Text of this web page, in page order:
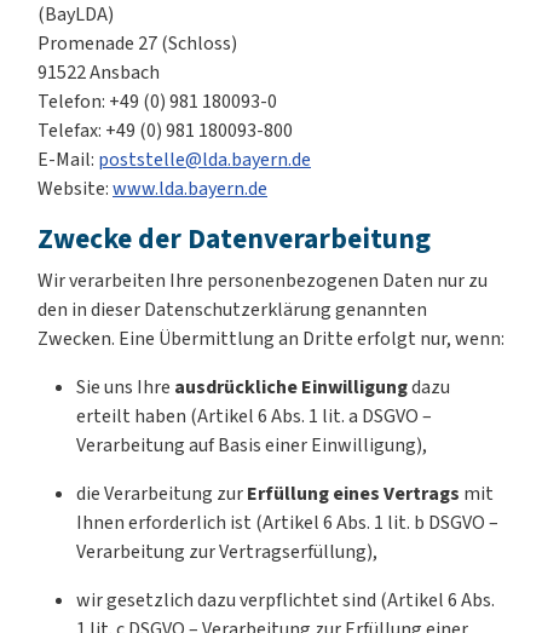
(BayLDA)
Promenade 27 (Schloss)
91522 Ansbach
Telefon: +49 (0) 981 180093-0
Telefax: +49 (0) 981 180093-800
E-Mail: poststelle@lda.bayern.de
Website:www.lda.bayern.de
Zwecke der Datenverarbeitung
Wir verarbeiten Ihre personenbezogenen Daten nur zu
den in dieser Datenschutzerklärung genannten
Zwecken. Eine Übermittlung an Dritte erfolgt nur, wenn:
Sie uns Ihre ausdrückliche Einwilligungdazu
erteilt haben (Artikel 6 Abs. 1 lit. a DSGVO –
Verarbeitung auf Basis einer Einwilligung),
die Verarbeitung zurErfüllung eines Vertrags mit
Ihnen erforderlich ist (Artikel 6 Abs. 1 lit. b DSGVO –
Verarbeitung zur Vertragserfüllung),
wir gesetzlich dazu verpflichtet sind (Artikel 6 Abs.